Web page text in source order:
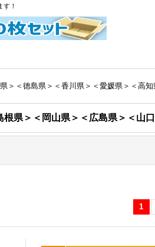
！
＞＜徳島県＞＜香川県＞＜愛媛県＞＜高知
県＞＜岡山県＞＜広島県＞＜山
1